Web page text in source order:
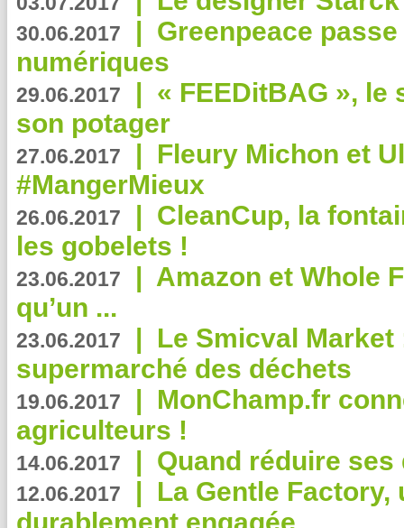
30.06.2017 | Greenpeace
numériques
29.06.2017 | « FEEDitBAG », le
son potager
27.06.2017 | Fleury Michon et
#MangerMieux
26.06.2017 | CleanCup, la
les gobelets !
23.06.2017 | Amazon et Whole
qu’un ...
23.06.2017 | Le Smicval
supermarché des déchets
19.06.2017 | MonChamp.fr
agriculteurs !
14.06.2017 | Quand réduire
12.06.2017 | La Gentle